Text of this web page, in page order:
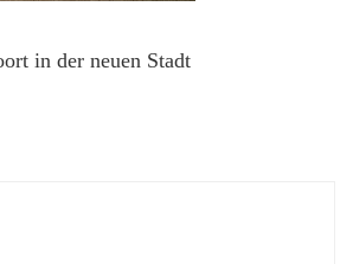
in der neuen Stadt